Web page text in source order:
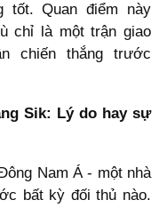
tốt. Quan điểm này
chỉ là một trận giao
chiến thắng trước
Sik: Lý do hay sự
Nam Á - một nhà
bất kỳ đối thủ nào.